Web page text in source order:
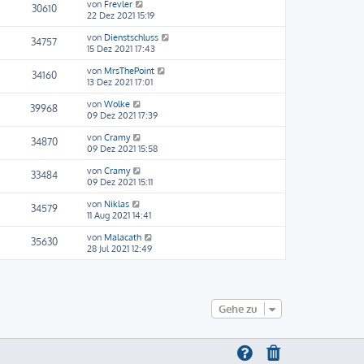
30610 von Frevler
22 Dez 2021 15:19
34757 von Dienstschluss
15 Dez 2021 17:43
34160 von MrsThePoint
13 Dez 2021 17:01
39968 von Wolke
09 Dez 2021 17:39
34870 von Cramy
09 Dez 2021 15:58
33484 von Cramy
09 Dez 2021 15:11
34579 von Niklas
11 Aug 2021 14:41
35630 von Malacath
28 Jul 2021 12:49
Gehe zu